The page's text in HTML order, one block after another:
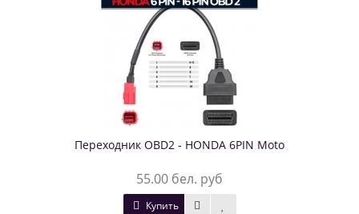
Переходник OBD2 - HONDA 6PIN Moto
55.00 бел. руб
Купить